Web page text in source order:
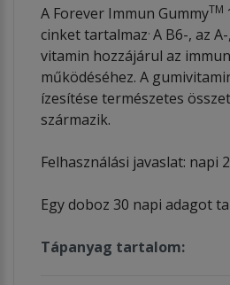
A Forever Immun GummyTM
cinket tartalmaz. A B6-, az
vitamin hozzájárul az
működéséhez. A
ízesítése természetes
származik.
Felhasználási javaslat: napi
Egy doboz 30 napi adagot
Tápanyag tartalom: